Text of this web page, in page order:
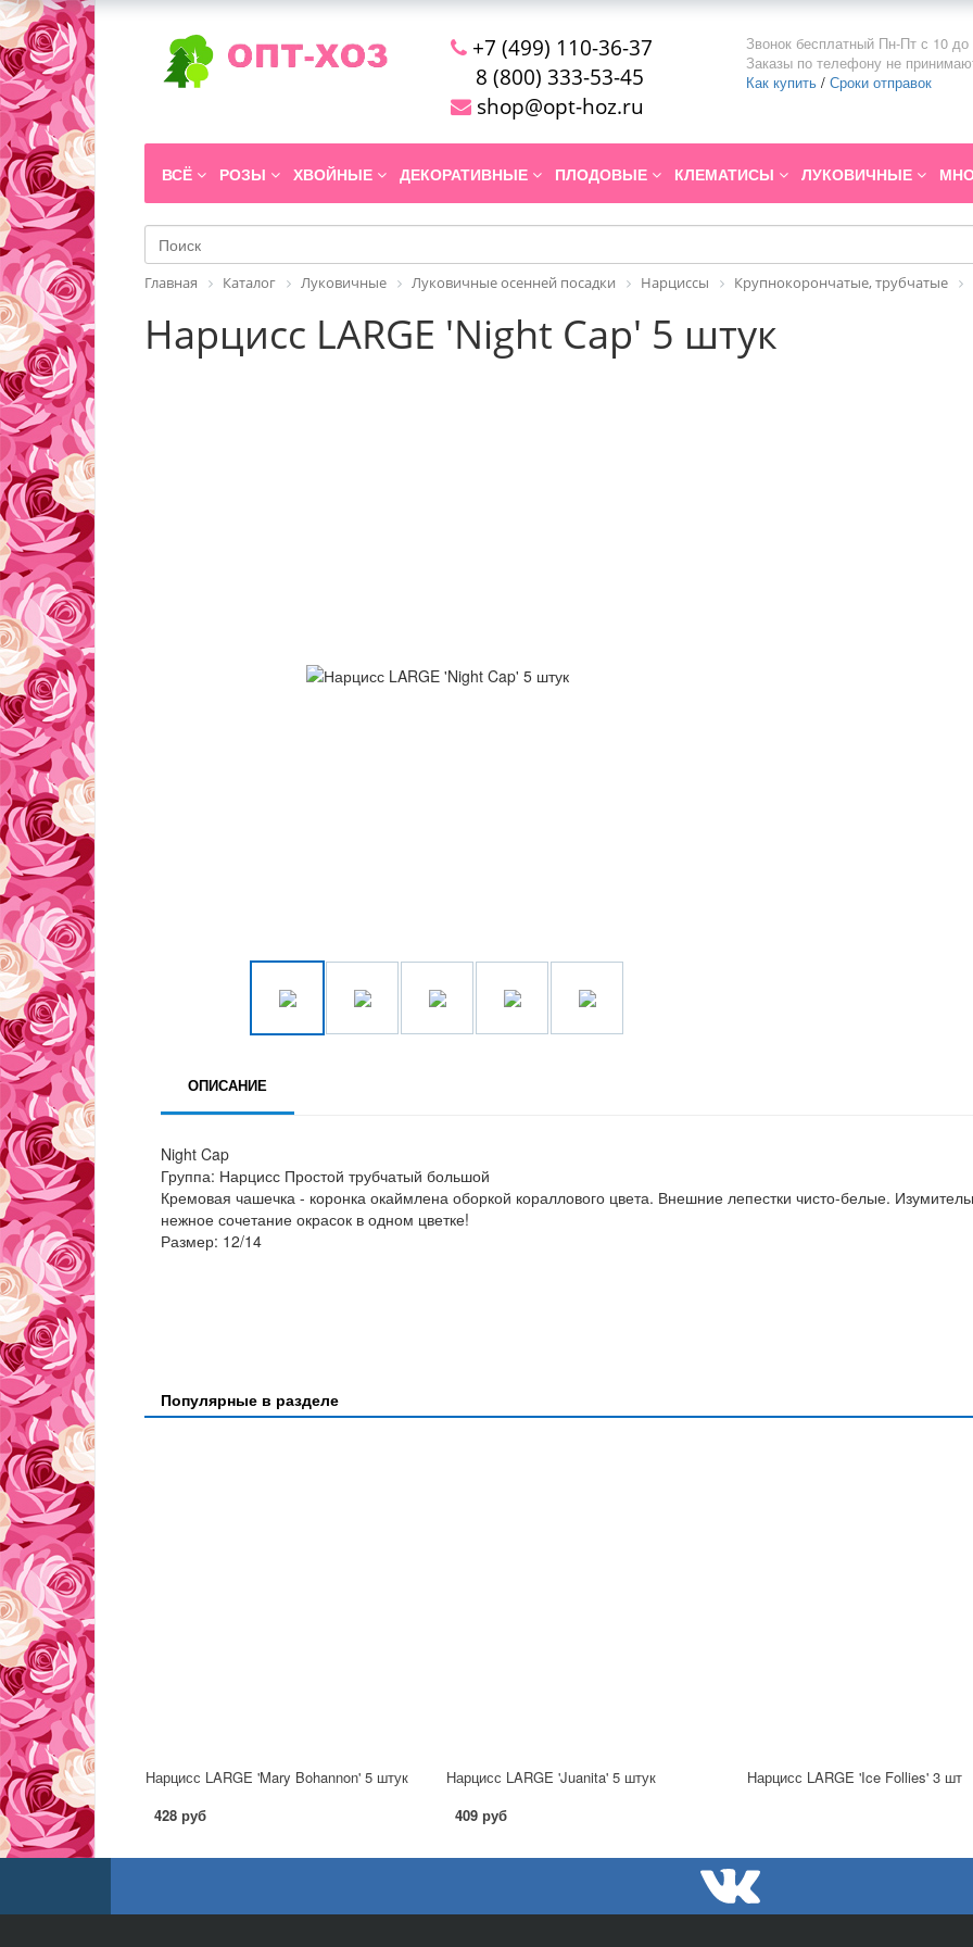
+7 (499) 110-36-37
8 (800) 333-53-45
shop@opt-hoz.ru
Звонок бесплатный Пн-Пт с 10 до
Заказы по телефону не
Как купить / Сроки отправок
ВСЁ РОЗЫ ХВОЙНЫЕ ДЕКОРАТИВНЫЕ ПЛОДОВЫЕ КЛЕМАТИСЫ ЛУКОВИЧНЫЕ
Главная Каталог Луковичные Луковичные осенней посадки Нарциссы Крупнокорончатые, трубчатые
Нарцисс LARGE 'Night Cap' 5 штук
ОПИСАНИЕ
Night Cap
Группа: Нарцисс Простой трубчатый большой
Кремовая чашечка - коронка окаймлена оборкой кораллового цвета. Внешние лепестки чисто-белые.
нежное сочетание окрасок в одном цветке!
Размер: 12/14
Популярные в разделе
Нарцисс LARGE 'Mary Bohannon' 5 штук
428 руб
Нарцисс LARGE 'Juanita' 5 штук
409 руб
Нарцисс LARGE 'Ice Follies' 3 шт